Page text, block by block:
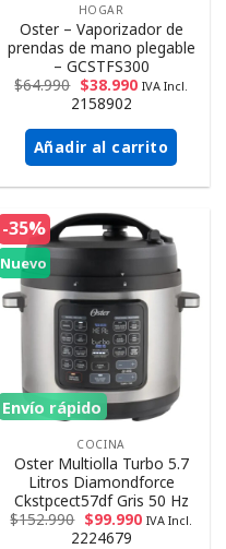
HOGAR
Oster – Vaporizador de
prendas de mano plegable
– GCSTFS300
$64.990 $38.990 IVA Incl.
2158902
Añadir al carrito
-35%
Nuevo
Envío rápido
COCINA
Oster Multiolla Turbo 5.7
Litros Diamondforce
Ckstpcect57df Gris 50 Hz
$152.990 $99.990 IVA Incl.
2224679